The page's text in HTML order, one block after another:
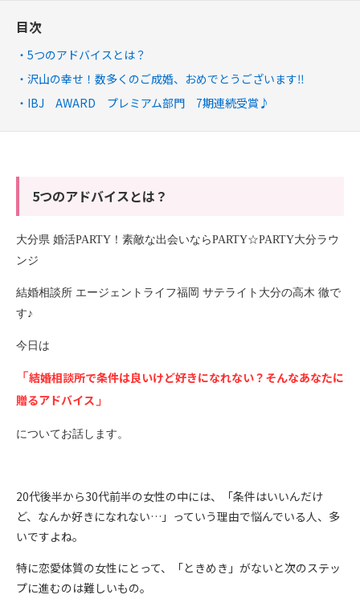
目次
5つのアドバイスとは？
沢山の幸せ！数多くのご成婚、おめでとうございます‼
IBJ AWARD プレミアム部門 7期連続受賞♪
5つのアドバイスとは？
大分県 婚活PARTY！素敵な出会いならPARTY☆PARTY大分ラウ
ンジ
結婚相談所 エージェントライフ福岡 サテライト大分の高木 徹で
す♪
今日は
「 結婚相談所で条件は良いけど好きになれない？そんなあなたに
贈るアドバイス 」
についてお話します。
20代後半から30代前半の女性の中には、「条件はいいんだけ
ど、なんか好きになれない…」っていう理由で悩んでいる人、多
いですよね。
特に恋愛体質の女性にとって、「ときめき」がないと次のステッ
プに進むのは難しいもの。